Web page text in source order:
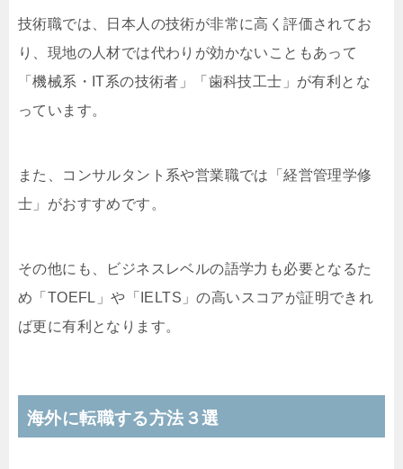
技術職では、日本人の技術が非常に高く評価されてお
り、現地の人材では代わりが効かないこともあって
「機械系・IT系の技術者」「歯科技工士」が有利とな
っています。
また、コンサルタント系や営業職では「経営管理学修
士」がおすすめです。
その他にも、ビジネスレベルの語学力も必要となるた
め「TOEFL」や「IELTS」の高いスコアが証明できれ
ば更に有利となります。
海外に転職する方法３選